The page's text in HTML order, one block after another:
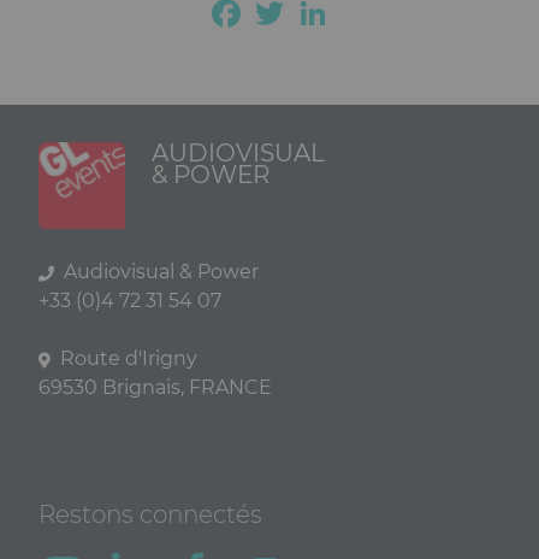
Facebook
Twitter
AUDIOVISUAL
& POWER
Audiovisual & Power
+33 (0)4 72 31 54 07
Route d'Irigny
69530 Brignais, FRANCE
Restons connectés